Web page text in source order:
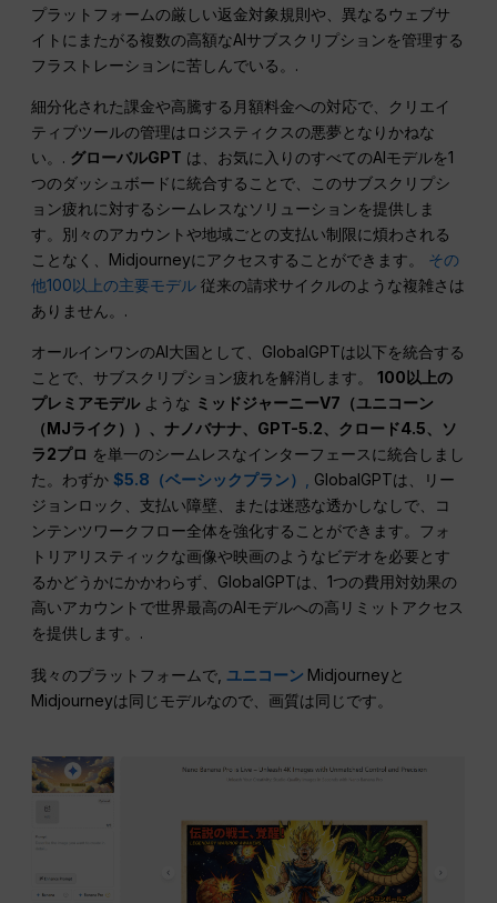
プラットフォームの厳しい返金対象規則や、異なるウェブサ
イトにまたがる複数の高額なAIサブスクリプションを管理する
フラストレーションに苦しんでいる。.
細分化された課金や高騰する月額料金への対応で、クリエイ
ティブツールの管理はロジスティクスの悪夢となりかねな
い。. グローバルGPT は、お気に入りのすべてのAIモデルを1
つのダッシュボードに統合することで、このサブスクリプシ
ョン疲れに対するシームレスなソリューションを提供しま
す。別々のアカウントや地域ごとの支払い制限に煩わされる
ことなく、Midjourneyにアクセスすることができます。 その
他100以上の主要モデル 従来の請求サイクルのような複雑さは
ありません。.
オールインワンのAI大国として、GlobalGPTは以下を統合する
ことで、サブスクリプション疲れを解消します。100以上の
プレミアモデルような ミッドジャーニーV7（ユニコーン
（MJライク））、ナノバナナ、GPT-5.2、クロード4.5、ソ
ラ2プロ を単一のシームレスなインターフェースに統合しまし
た。わずか $5.8（ベーシックプラン） , GlobalGPTは、リー
ジョンロック、支払い障壁、または迷惑な透かしなしで、コ
ンテンツワークフロー全体を強化することができます。フォ
トリアリスティックな画像や映画のようなビデオを必要とす
るかどうかにかかわらず、GlobalGPTは、1つの費用対効果の
高いアカウントで世界最高のAIモデルへの高リミットアクセス
を提供します。.
我々のプラットフォームで,ユニコーン Midjourneyと
Midjourneyは同じモデルなので、画質は同じです。